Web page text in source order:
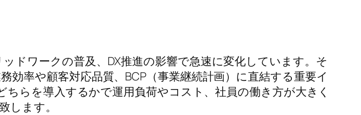
ドワークの普及、DX推進の影響で急速に変化しています。そ
率や顧客対応品質、BCP（事業継続計画）に直結する重要イ
らを導入するかで運用負荷やコスト、社員の働き方が大きく
します。